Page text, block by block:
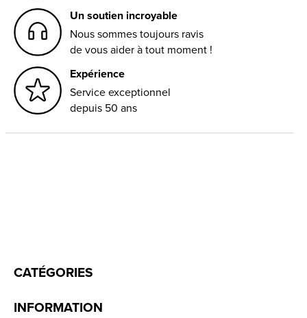
Un soutien incroyable
Nous sommes toujours ravis
de vous aider à tout moment !
Expérience
Service exceptionnel
depuis 50 ans
CATÉGORIES
INFORMATION